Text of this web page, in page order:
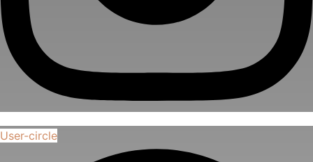
User-circle